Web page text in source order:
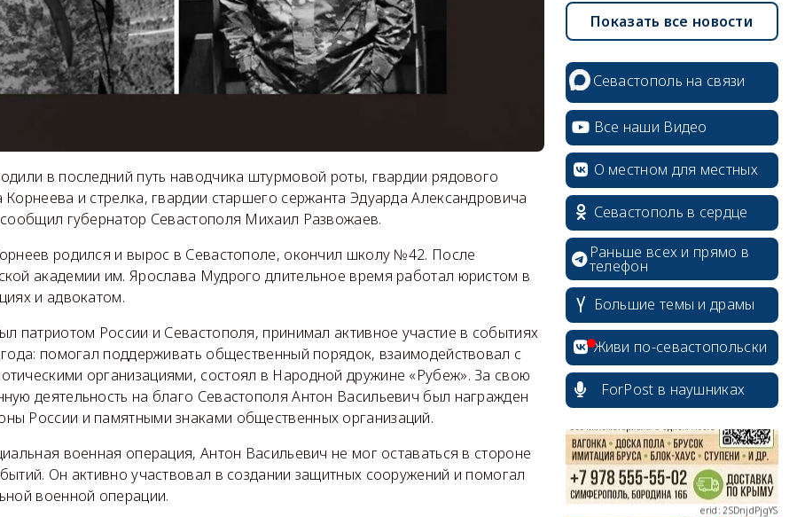
в последний путь наводчика штурмовой роты, гвардии рядового
и стрелка, гвардии старшего сержанта Эдуарда Александровича
губернатор Севастополя Михаил Развожаев.
родился и вырос в Севастополе, окончил школу №42. После
академии им. Ярослава Мудрого длительное время работал юристом в
и адвокатом.
патриотом России и Севастополя, принимал активное участие в событиях
помогал поддерживать общественный порядок, взаимодействовал с
организациями, состоял в Народной дружине «Рубеж». За свою
деятельность на благо Севастополя Антон Васильевич был награжден
России и памятными знаками общественных организаций.
военная операция, Антон Васильевич не мог оставаться в стороне
Он активно участвовал в создании защитных сооружений и помогал
военной операции.
Показать все новости
Севастополь на связи
Все наши Видео
О местном для местных
Севастополь в сердце
Раньше всех и прямо в
телефон
Большие темы и драмы
Живи по-севастопольски
ForPost в наушниках
erid: 2SDnjcrDNw6
erid: 2SDnjdPjgYS